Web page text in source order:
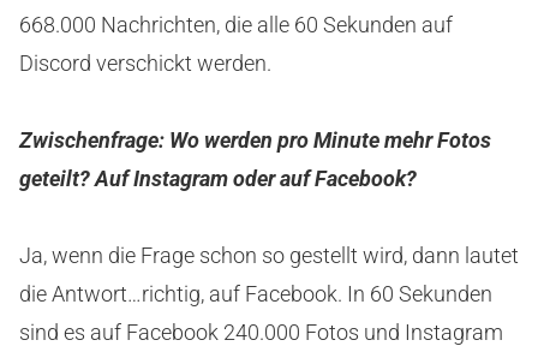
668.000 Nachrichten, die alle 60 Sekunden auf
Discord verschickt werden.
Zwischenfrage: Wo werden pro Minute mehr Fotos
geteilt? Auf Instagram oder auf Facebook?
Ja, wenn die Frage schon so gestellt wird, dann lautet
die Antwort…richtig, auf Facebook. In 60 Sekunden
sind es auf Facebook 240.000 Fotos und Instagram